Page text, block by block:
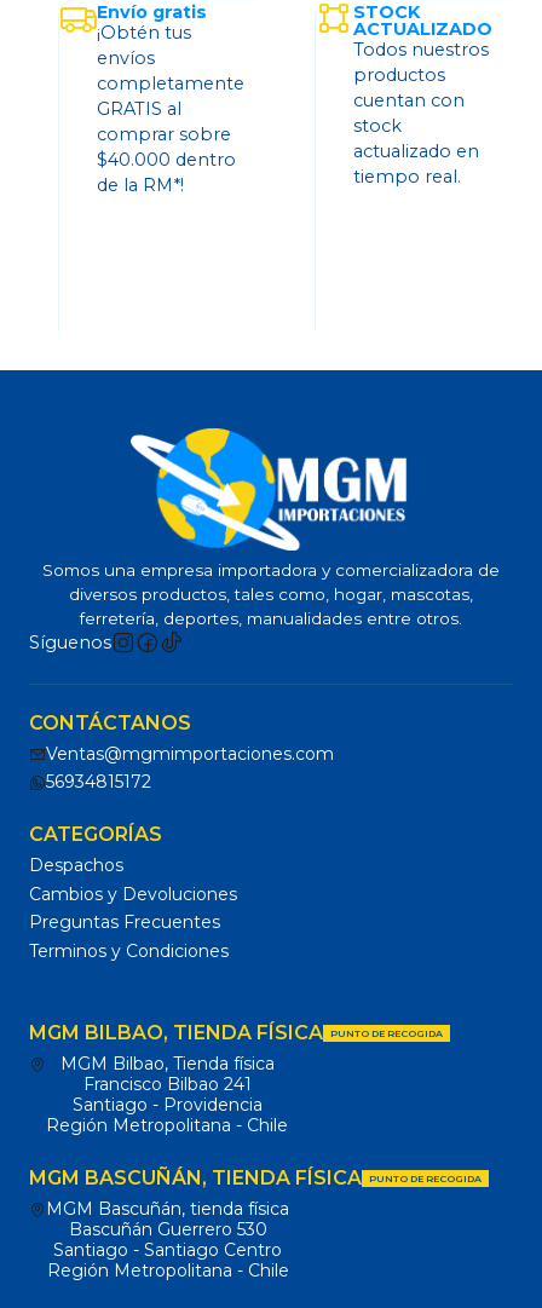
Envío gratis
¡Obtén tus
envíos
completamente
GRATIS al
comprar sobre
$40.000 dentro
de la RM*!
STOCK
ACTUALIZADO
Todos nuestros
productos
cuentan con
stock
actualizado en
tiempo real.
Somos una empresa importadora y comercializadora de
diversos productos, tales como, hogar, mascotas,
ferretería, deportes, manualidades entre otros.
Síguenos
CONTÁCTANOS
Ventas@mgmimportaciones.com
56934815172
CATEGORÍAS
Despachos
Cambios y Devoluciones
Preguntas Frecuentes
Terminos y Condiciones
MGM BILBAO, TIENDA FÍSICA PUNTO DE RECOGIDA
MGM Bilbao, Tienda física
Francisco Bilbao 241
Santiago - Providencia
Región Metropolitana - Chile
MGM BASCUÑÁN, TIENDA FÍSICA PUNTO DE RECOGIDA
MGM Bascuñán, tienda física
Bascuñán Guerrero 530
Santiago - Santiago Centro
Región Metropolitana - Chile